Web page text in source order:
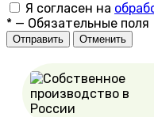
Я согласен на
* — Обязательные поля
Отменить